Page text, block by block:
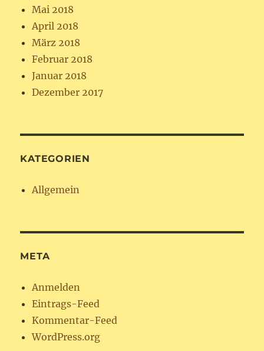
Mai 2018
April 2018
März 2018
Februar 2018
Januar 2018
Dezember 2017
KATEGORIEN
Allgemein
META
Anmelden
Eintrags-Feed
Kommentar-Feed
WordPress.org